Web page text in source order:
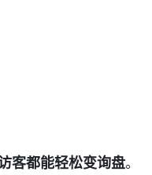
客都能轻松变询盘。